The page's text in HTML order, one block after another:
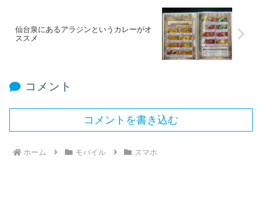
仙台泉にあるアラジンというカレーがオ
ススメ
コメント
コメントを書き込む
ホーム モバイル スマホ